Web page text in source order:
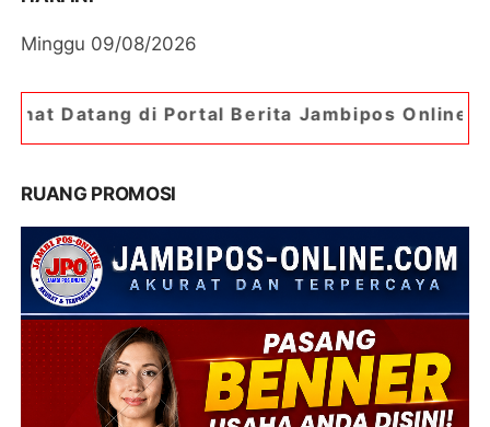
Minggu 09/08/2026
Portal Berita Jambipos Online. Portal Berita
RUANG PROMOSI